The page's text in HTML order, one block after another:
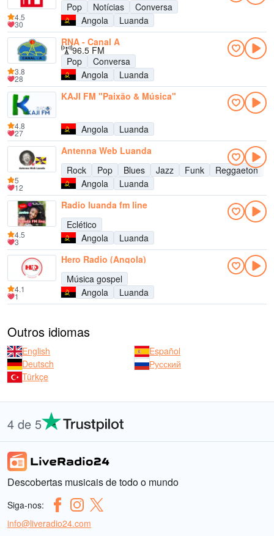
Pop
Notícias
Conversa
Angola
Luanda
4.5
30
RNA - Canal A
96.5 FM
Pop
Conversa
Angola
Luanda
3.8
28
KAJI FM "Paixão & Música"
Angola Luanda
4.8
27
Antenna Web Luanda
Rock
Pop Blues Jazz Funk
Reggaeton
Angola
Luanda
5
12
Radio luanda fm line
Eclético
Angola
Luanda
4.5
3
Hero Radio (Angola)
Música gospel
Angola
Luanda
4.1
1
Outros idiomas
English
Español
Deutsch
Русский
Türkçe
4 de 5
Descobertas musicais de todo o mundo
Siga-nos:
info@liveradio24.com